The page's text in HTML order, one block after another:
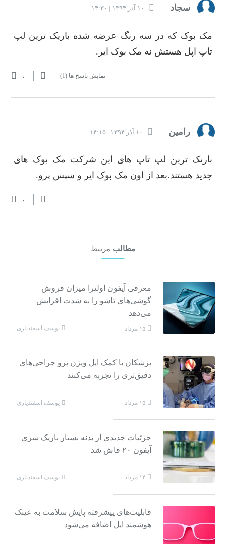
سجاد ۱۰ آذر ۱۳۹۴ | ۱۴:۳۰
مک بوک که در سه رنگ عرضه شده باریک ترین لپ
تاپ اپل هستش نه مک بوک ایر.
۰ نمایش پاسخ ها (1)
رامین ۱۰ آذر ۱۳۹۴ | ۱۴:۱۵
باریک ترین لپ تاپ های این شرکت مک بوک های
جدید هستند.بعد از اون مک بوک ایر و سپس پرو.
۰
مطالب مرتبط
معرفی آیفون اولترا میزان فروش
گوشی‌های تاشو را به شدت افزایش
می‌دهد
۱۵ مرداد یوسف اسفندیاری
پزشکان با کمک اپل ویژن پرو جراحی‌های
دقیق‌تری را تجربه می‌کنند
۱۵ مرداد یوسف اسفندیاری
جزئیات جدیدی از بدنه بسیار باریک سری
آیفون ۲۰ فاش شد
۱۴ مرداد یوسف اسفندیاری
قابلیت‌های پیشرفته پایش سلامت به عینک
هوشمند اپل اضافه می‌شود